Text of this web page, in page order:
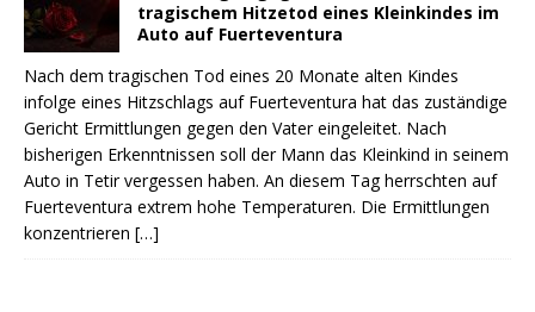
tragischem Hitzetod eines Kleinkindes im
Auto auf Fuerteventura
Nach dem tragischen Tod eines 20 Monate alten Kindes
infolge eines Hitzschlags auf Fuerteventura hat das zuständige
Gericht Ermittlungen gegen den Vater eingeleitet. Nach
bisherigen Erkenntnissen soll der Mann das Kleinkind in seinem
Auto in Tetir vergessen haben. An diesem Tag herrschten auf
Fuerteventura extrem hohe Temperaturen. Die Ermittlungen
konzentrieren […]